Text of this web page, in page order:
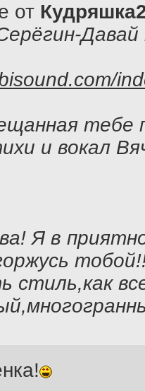
от
тебе
и вокал
Я в
стиль,как